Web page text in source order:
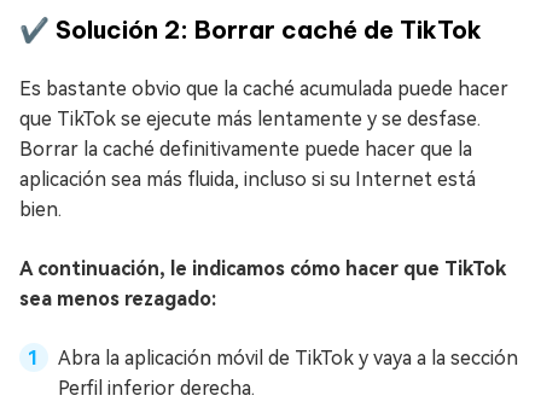
✔️ Solución 2: Borrar caché de TikTok
Es bastante obvio que la caché acumulada puede hacer
que TikTok se ejecute más lentamente y se desfase.
Borrar la caché definitivamente puede hacer que la
aplicación sea más fluida, incluso si su Internet está
bien.
A continuación, le indicamos cómo hacer que TikTok
sea menos rezagado:
Abra la aplicación móvil de TikTok y vaya a la sección
Perfil inferior derecha.